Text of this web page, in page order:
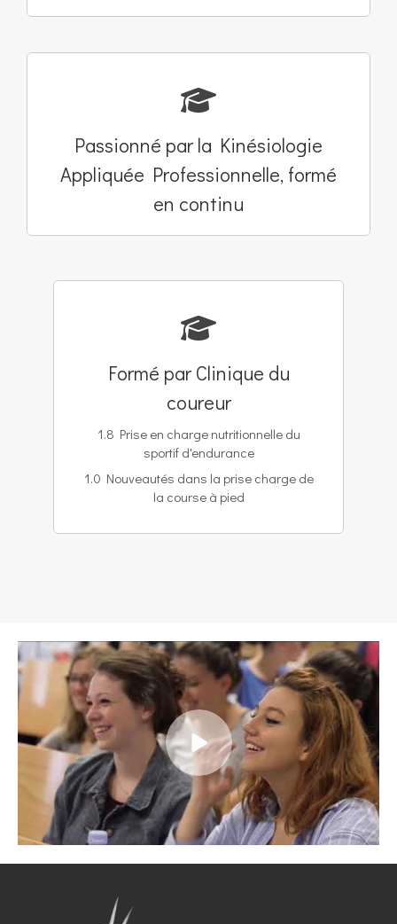
Passionné par la Kinésiologie
Appliquée Professionnelle, formé
en continu
Formé par Clinique du
coureur
1.8 Prise en charge nutritionnelle du
sportif d'endurance
1.0 Nouveautés dans la prise charge de
la course à pied